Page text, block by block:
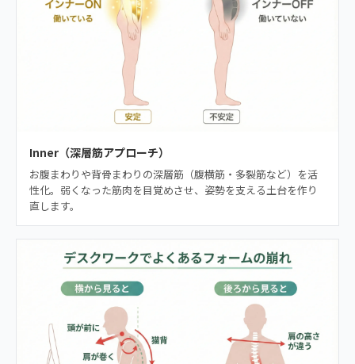
Inner（深層筋アプローチ）
お腹まわりや背骨まわりの深層筋（腹横筋・多裂筋など）を活
性化。弱くなった筋肉を目覚めさせ、姿勢を支える土台を作り
直します。